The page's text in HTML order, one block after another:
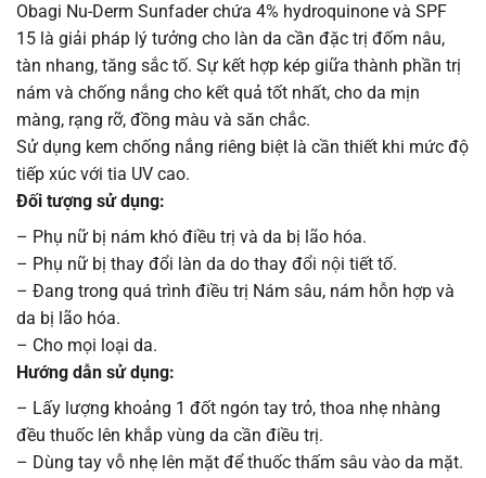
Obagi Nu-Derm Sunfader chứa 4% hydroquinone và SPF
15 là giải pháp lý tưởng cho làn da cần đặc trị đốm nâu,
tàn nhang, tăng sắc tố. Sự kết hợp kép giữa thành phần trị
nám và chống nắng cho kết quả tốt nhất, cho da mịn
màng, rạng rỡ, đồng màu và săn chắc.
Sử dụng kem chống nắng riêng biệt là cần thiết khi mức độ
tiếp xúc với tia UV cao.
Đối tượng sử dụng:
– Phụ nữ bị nám khó điều trị và da bị lão hóa.
– Phụ nữ bị thay đổi làn da do thay đổi nội tiết tố.
– Đang trong quá trình điều trị Nám sâu, nám hỗn hợp và
da bị lão hóa.
– Cho mọi loại da.
Hướng dẫn sử dụng:
– Lấy lượng khoảng 1 đốt ngón tay trỏ, thoa nhẹ nhàng
đều thuốc lên khắp vùng da cần điều trị.
– Dùng tay vỗ nhẹ lên mặt để thuốc thấm sâu vào da mặt.